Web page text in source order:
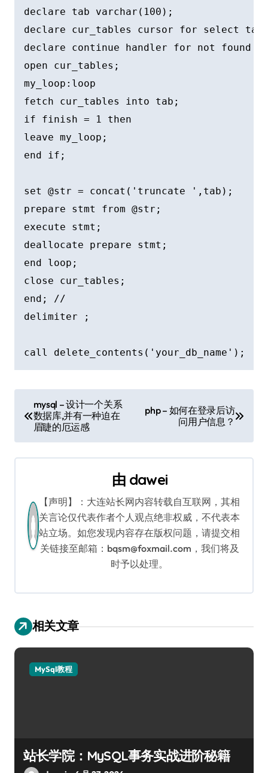
declare tab varchar(100);
declare cur_tables cursor for select
declare continue handler for not found
open cur_tables;
my_loop:loop
fetch cur_tables into tab;
if finish = 1 then
leave my_loop;
end if;
set @str = concat('truncate ',tab);
prepare stmt from @str;
execute stmt;
deallocate prepare stmt;
end loop;
close cur_tables;
end; //
delimiter ;
章
导
mysql – 设计一个关系
数据库,并有一种迫在
眉睫的厄运感
php – 如何在登录后访
问用户信息？
由 dawei
【声明】：大连站长网内容转载自互联网，其相
关言论仅代表作者个人观点绝非权威，不代表本
站立场。如您发现内容存在版权问题，请提交相
关链接至邮箱：bqsm@foxmail.com，我们将及
时予以处理。
相关文章
MySql教程
站长学院：MySQL事务实战进阶秘籍